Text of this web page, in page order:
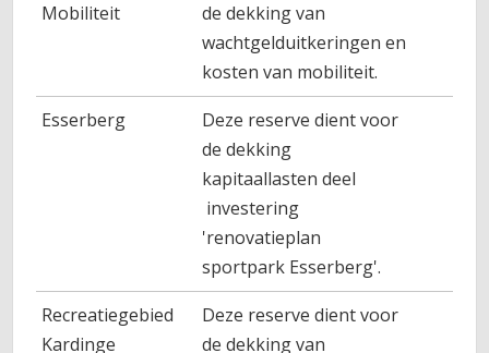
Mobiliteit
de dekking van
wachtgelduitkeringen en
kosten van mobiliteit.
Esserberg
Deze reserve dient voor
de dekking
kapitaallasten deel
investering
'renovatieplan
sportpark Esserberg'.
Recreatiegebied
Kardinge
Deze reserve dient voor
de dekking van